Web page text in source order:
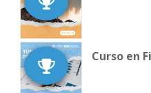
Curso en